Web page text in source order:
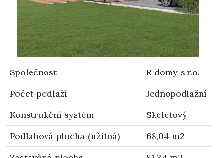
Společnost
R domy s.r.o.
Počet podlaží
Jednopodlažní
Konstrukční systém
Skeletový
Podlahová plocha (užitná)
68,04 m2